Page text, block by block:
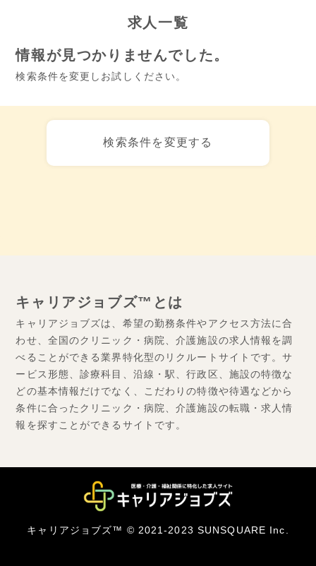
求人一覧
情報が見つかりませんでした。
検索条件を変更しお試しください。
検索条件を変更する
キャリアジョブズ™とは
キャリアジョブズは、希望の勤務条件やアクセス方法に合
わせ、全国のクリニック・病院、介護施設の求人情報を調
べることができる業界特化型のリクルートサイトです。サ
ービス形態、診療科目、沿線・駅、行政区、施設の特徴な
どの基本情報だけでなく、こだわりの特徴や待遇などから
条件に合ったクリニック・病院、介護施設の転職・求人情
報を探すことができるサイトです。
キャリアジョブズ™ © 2021-2023 SUNSQUARE Inc.